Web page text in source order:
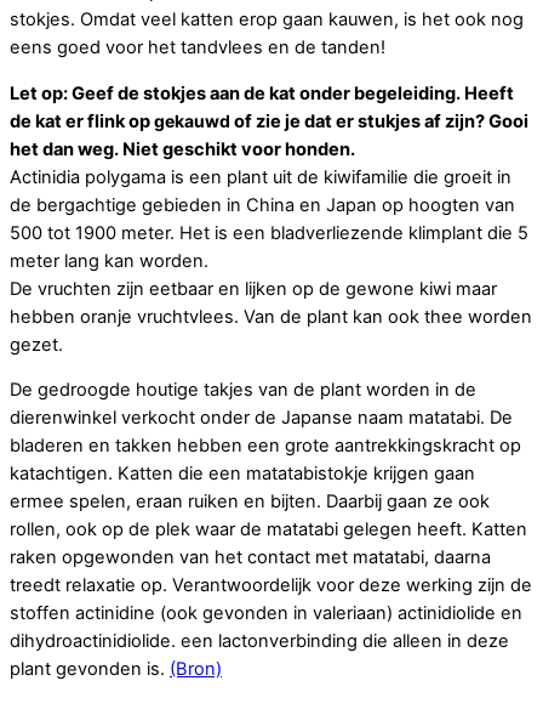
stokjes. Omdat veel katten erop gaan kauwen, is het ook nog
eens goed voor het tandvlees en de tanden!
Let op: Geef de stokjes aan de kat onder begeleiding. Heeft
de kat er flink opgekauwd of zie je dat er stukjes af zijn? Gooi
het dan weg. Niet geschikt voor honden.
Actinidia polygama is een plant uit de kiwifamilie die groeit in
de bergachtige gebieden in China en Japan op hoogten van
500 tot 1900 meter. Het is een bladverliezende klimplant die 5
meter lang kan worden.
De vruchten zijn eetbaar en lijken op de gewone kiwi maar
hebben oranje vruchtvlees. Van de plant kan ook thee worden
gezet.
De gedroogde houtige takjes van de plant worden in de
dierenwinkel verkocht onder de Japanse naam matatabi. De
bladeren en takken hebben een grote aantrekkingskracht op
katachtigen. Katten die een matatabistokje krijgen gaan
ermee spelen, eraan ruiken en bijten. Daarbij gaan ze ook
rollen, ook op de plek waar de matatabi gelegen heeft. Katten
raken opgewonden van het contact met matatabi, daarna
treedt relaxatie op. Verantwoordelijk voor deze werking zijn de
stoffen actinidine (ook gevonden in valeriaan) actinidiolide en
dihydroactinidiolide. een lactonverbinding die alleen in deze
plant gevonden is. (Bron)